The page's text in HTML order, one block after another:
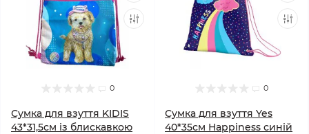
0
Сумка для взуття KIDIS
43*31,5см із блискавкою
0
Сумка для взуття Yes
40*35см Happiness синій